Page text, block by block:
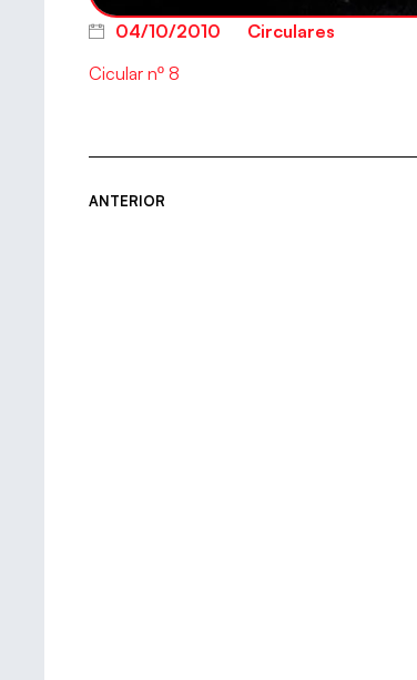
04/10/2010
Circulares
Cicular nº 8
ANTERIOR